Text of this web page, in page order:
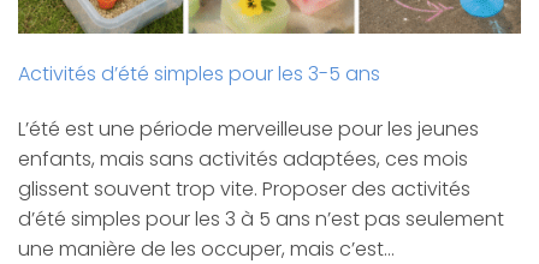
Activités d’été simples pour les 3-5 ans
L’été est une période merveilleuse pour les jeunes
enfants, mais sans activités adaptées, ces mois
glissent souvent trop vite. Proposer des activités
d’été simples pour les 3 à 5 ans n’est pas seulement
une manière de les occuper, mais c’est…